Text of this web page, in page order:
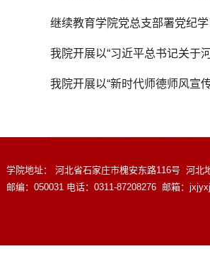
继续教育学院党总支部署党纪
我院开展以“习近平总书记关于
我院开展以“新时代师德师风宣
家庄市槐安东路116号 河北地质大
：0311-87208276 邮箱：